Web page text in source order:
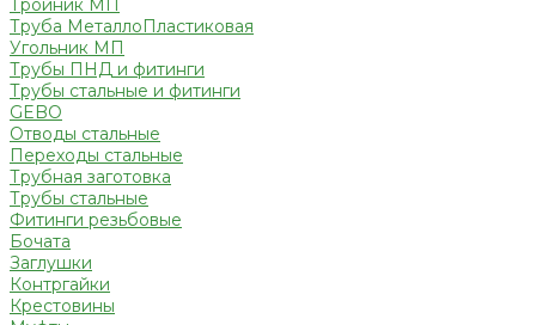
Тройник МП
Труба МеталлоПластиковая
Угольник МП
Трубы ПНД и фитинги
Трубы стальные и фитинги
GEBO
Отводы стальные
Переходы стальные
Трубная заготовка
Трубы стальные
Фитинги резьбовые
Бочата
Заглушки
Контргайки
Крестовины